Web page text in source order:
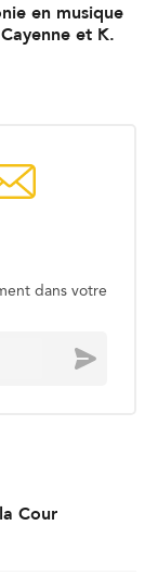
en musique
et K.
dans votre
Envoyer
Cour